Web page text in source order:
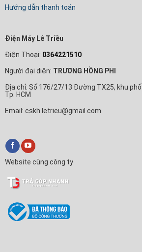
Hướng dẫn thanh toán
Điện Máy Lê Triều
Điện Thoại: 0364221510
Người đại diện: TRƯƠNG HỒNG PHI
Địa chỉ: Số 176/27/13 Đường TX25, khu phố
Tp. HCM
Email: cskh.letrieu@gmail.com
Website cùng công ty